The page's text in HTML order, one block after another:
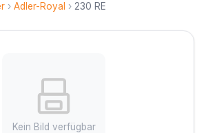
› Adler-Royal › 230 RE
Kein Bild verfügbar